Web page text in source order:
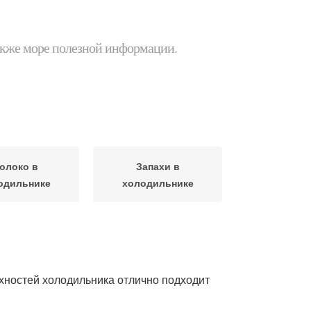
море полезной информации.
в
Запахи в
холодильнике
холодильника отлично подходит